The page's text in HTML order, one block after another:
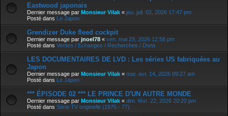
Eastwood japonais
Dernier message par Monsieur Vilak « jeu. juil. 02, 2026 17:47 pm
Posté dans Le Japon :
Grendizer Duke fleed cockpit
Dernier message par jnoel78 « ven. mai 29, 2026 12:58 pm
Posté dans Ventes / Echanges / Recherches / Dons
LES DOCUMENTAIRES DE LVD : Les séries US fabriquées au
Japon
Dernier message par Monsieur Vilak « mar. avr. 14, 2026 09:27 am
Posté dans Le Japon :
*** ÉPISODE 02 *** LE PRINCE D'UN AUTRE MONDE
Dernier message par Monsieur Vilak « dim. févr. 22, 2026 20:20 pm
Posté dans Série TV originelle (1975 - 77)